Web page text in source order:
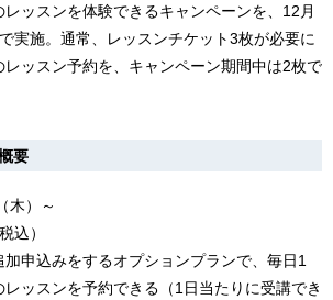
ッスンを体験できるキャンペーンを、12月
実施。通常、レッスンチケット3枚が必要に
レッスン予約を、キャンペーン期間中は2枚で
要
木）～
込）
申込みをするオプションプランで、毎日1
ッスンを予約できる（1日当たりに受講でき